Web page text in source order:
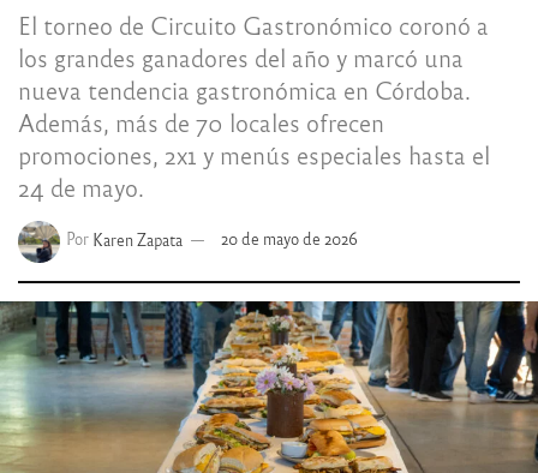
El torneo de Circuito Gastronómico coronó a
los grandes ganadores del año y marcó una
nueva tendencia gastronómica en Córdoba.
Además, más de 70 locales ofrecen
promociones, 2x1 y menús especiales hasta el
24 de mayo.
Por Karen Zapata 20 de mayo de 2026